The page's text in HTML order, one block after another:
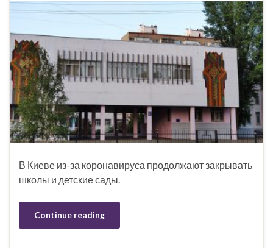
В Киеве из-за коронавируса продолжают закрывать
школы и детские сады.
Continue reading